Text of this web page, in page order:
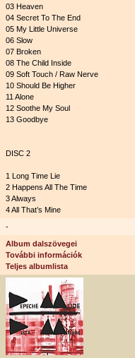
03 Heaven
04 Secret To The End
05 My Little Universe
06 Slow
07 Broken
08 The Child Inside
09 Soft Touch / Raw Nerve
10 Should Be Higher
11 Alone
12 Soothe My Soul
13 Goodbye
DISC 2
1 Long Time Lie
2 Happens All The Time
3 Always
4 All That’s Mine
-
Album dalszövegei
További információk
Teljes albumlista